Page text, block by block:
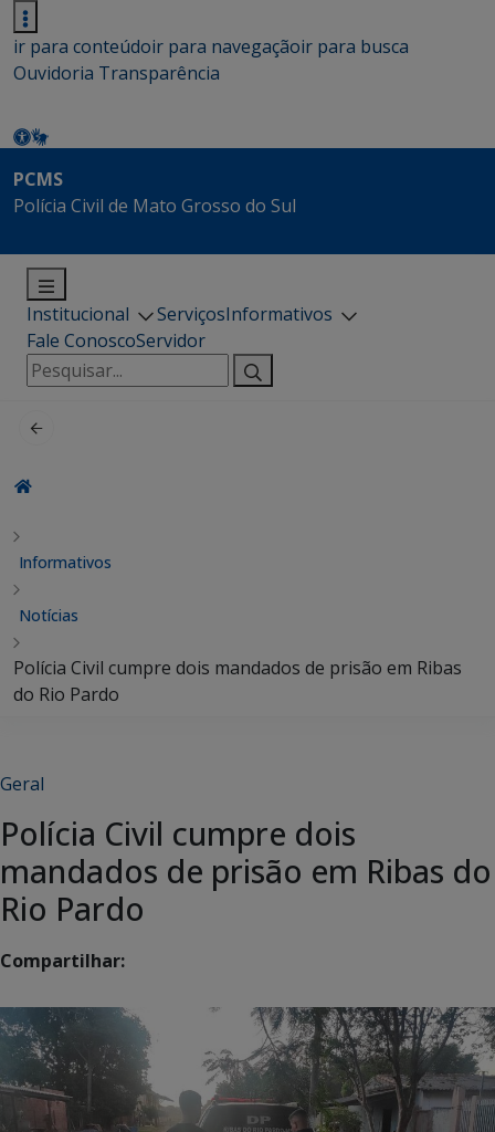
ir para conteúdoir para navegaçãoir para busca
Ouvidoria Transparência
PCMS
Polícia Civil de Mato Grosso do Sul
Institucional ServiçosInformativos
Fale ConoscoServidor
Pesquisar
por:
Informativos
Notícias
Polícia Civil cumpre dois mandados de prisão em Ribas
do Rio Pardo
Geral
Polícia Civil cumpre dois
mandados de prisão em Ribas do
Rio Pardo
Compartilhar: